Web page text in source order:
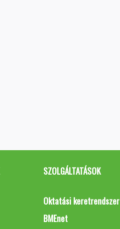
SZOLGÁLTATÁSOK
Oktatási keretrendszer
BMEnet